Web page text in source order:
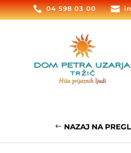
 04 598 03 00 
NAZAJ NA